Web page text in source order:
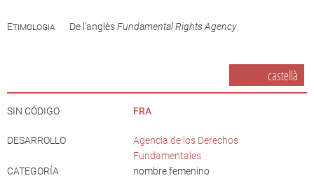
Etimologia De l’anglèsFundamental Rights Agency
castellà
SIN CÓDIGO FRA
DESARROLLO
Agencia de los Derechos
Fundamentales
CATEGORÍA
nombre femenino